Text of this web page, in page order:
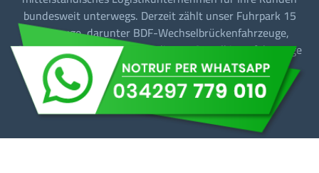
bundesweit unterwegs. Derzeit zählt unser Fuhrpark 15
Fahrzeuge, darunter BDF-Wechselbrückenfahrzeuge,
Sattelzugmaschinen mit Tautliner + Sattelkipperfahrzeuge
für den Baustellen-/Linien-/Begegnungs- und
Fernverkehr.